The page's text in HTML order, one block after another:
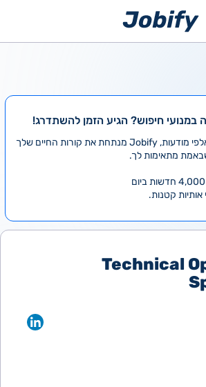
במנועי חיפוש? הגיע הזמן להשתדרג!
במקום לעבור לבד על אלפי מודעות, Jobify מנתחת את קורות החיים שלך
מתאימות לך.
קטנות.
Technical